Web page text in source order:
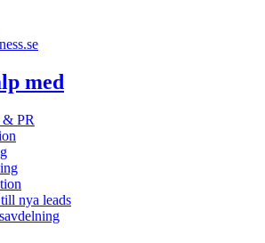
med
PR
nya leads